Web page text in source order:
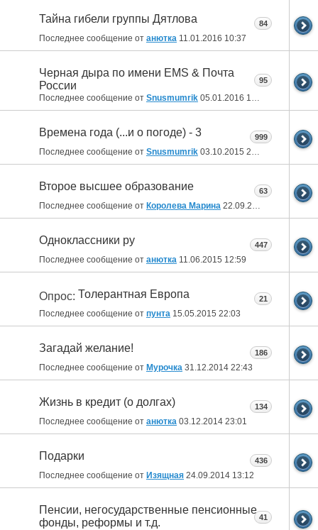
Тайна гибели группы Дятлова
Последнее сообщение от анютка 11.01.2016 10:37
84
Черная дыра по имени EMS & Почта
России
Последнее сообщение от Snusmumrik 05.01.2016 18:26
95
Времена года (...и о погоде) - 3
Последнее сообщение от Snusmumrik 03.10.2015 21:09
999
Второе высшее образование
Последнее сообщение от Королева Марина 22.09.2015
63
Одноклассники ру
Последнее сообщение от анютка 11.06.2015 12:59
447
Опрос: Толерантная Европа
Последнее сообщение от пунта 15.05.2015 22:03
21
Загадай желание!
Последнее сообщение от Мурочка 31.12.2014 22:43
186
Жизнь в кредит (о долгах)
Последнее сообщение от анютка 03.12.2014 23:01
134
Подарки
Последнее сообщение от Изящная 24.09.2014 13:12
436
Пенсии, негосударственные пенсионные
фонды, реформы и т.д.
41